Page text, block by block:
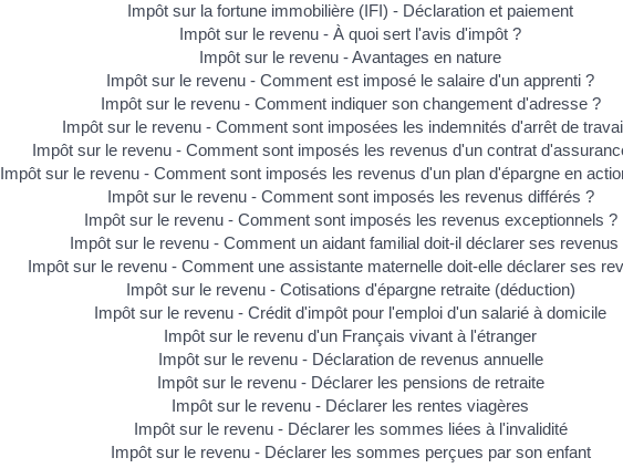
Impôt sur la fortune immobilière (IFI) - Déclaration et paiement
Impôt sur le revenu - À quoi sert l'avis d'impôt ?
Impôt sur le revenu - Avantages en nature
Impôt sur le revenu - Comment est imposé le salaire d'un apprenti ?
Impôt sur le revenu - Comment indiquer son changement d'adresse ?
Impôt sur le revenu - Comment sont imposées les indemnités d'arrêt de
Impôt sur le revenu - Comment sont imposés les revenus d'un contrat
Impôt sur le revenu - Comment sont imposés les revenus d'un plan d'épargne en
Impôt sur le revenu - Comment sont imposés les revenus différés ?
Impôt sur le revenu - Comment sont imposés les revenus exceptionnels ?
Impôt sur le revenu - Comment un aidant familial doit-il déclarer ses revenus
Impôt sur le revenu - Comment une assistante maternelle doit-elle déclarer ses
Impôt sur le revenu - Cotisations d'épargne retraite (déduction)
Impôt sur le revenu - Crédit d'impôt pour l'emploi d'un salarié à domicile
Impôt sur le revenu d'un Français vivant à l'étranger
Impôt sur le revenu - Déclaration de revenus annuelle
Impôt sur le revenu - Déclarer les pensions de retraite
Impôt sur le revenu - Déclarer les rentes viagères
Impôt sur le revenu - Déclarer les sommes liées à l'invalidité
Impôt sur le revenu - Déclarer les sommes perçues par son enfant